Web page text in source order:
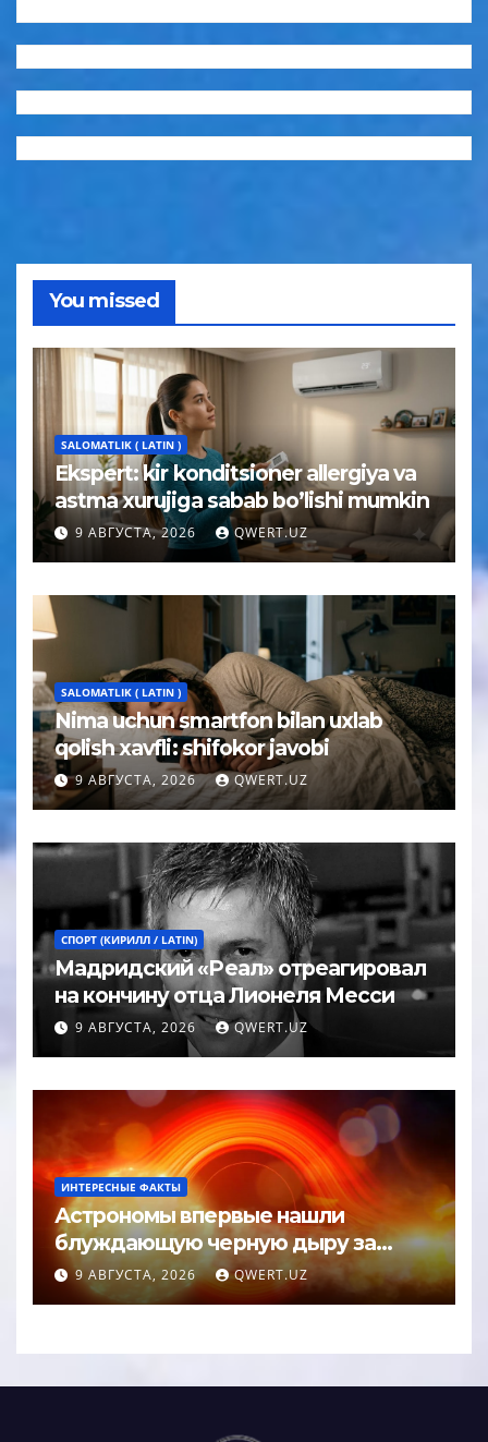
You missed
SALOMATLIK ( LATIN )
Ekspert: kir konditsioner allergiya va
astma xurujiga sabab bo’lishi mumkin
9 АВГУСТА, 2026 QWERT.UZ
SALOMATLIK ( LATIN )
Nima uchun smartfon bilan uxlab
qolish xavfli: shifokor javobi
9 АВГУСТА, 2026 QWERT.UZ
СПОРТ (КИРИЛЛ / LATIN)
Мадридский «Реал» отреагировал
на кончину отца Лионеля Месси
9 АВГУСТА, 2026 QWERT.UZ
ИНТЕРЕСНЫЕ ФАКТЫ
Астрономы впервые нашли
блуждающую черную дыру за
пределами галактики
9 АВГУСТА, 2026 QWERT.UZ